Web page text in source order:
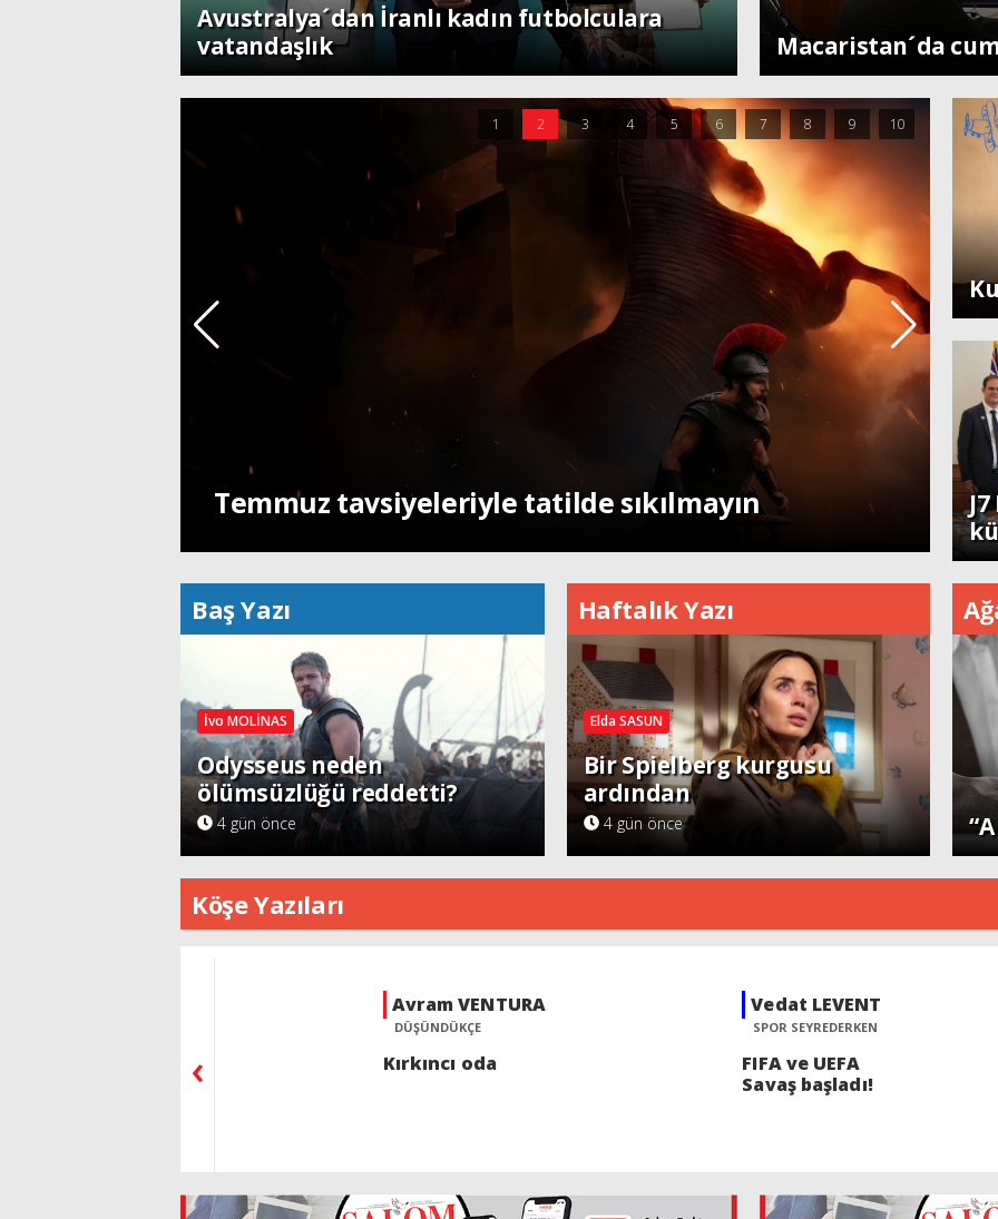
Avustralya´dan İranlı kadın futbolculara
vatandaşlık
Dünya
Macaristan´da
Temmuz tavsiyeleriyle tatilde sıkılmayın
1 2 3 4 5 6 7 8 9 10
Baş Yazı
İvo MOLİNAS
Odysseus neden
ölümsüzlüğü reddetti?
4 gün önce
Haftalık Yazı
Elda SASUN
Bir Spielberg kurgusu
ardından
4 gün önce
Köşe Yazıları
Vedat LEVENT
SPOR SEYREDERKEN
FIFA ve UEFA
Selin SÜAR
KÖŞEBAŞI
Acının
gülümsemeyi
‹